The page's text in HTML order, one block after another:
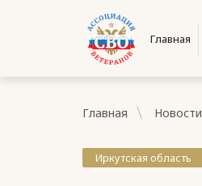
Главная
Главная Новости
Иркутская область